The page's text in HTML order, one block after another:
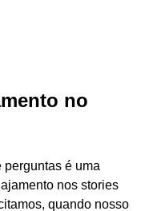
no
é uma
nos stories
quando nosso